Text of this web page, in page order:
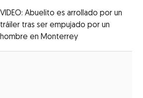
VIDEO: Abuelito es arrollado por un
tráiler tras ser empujado por un
hombre en MonterreyOpens in new